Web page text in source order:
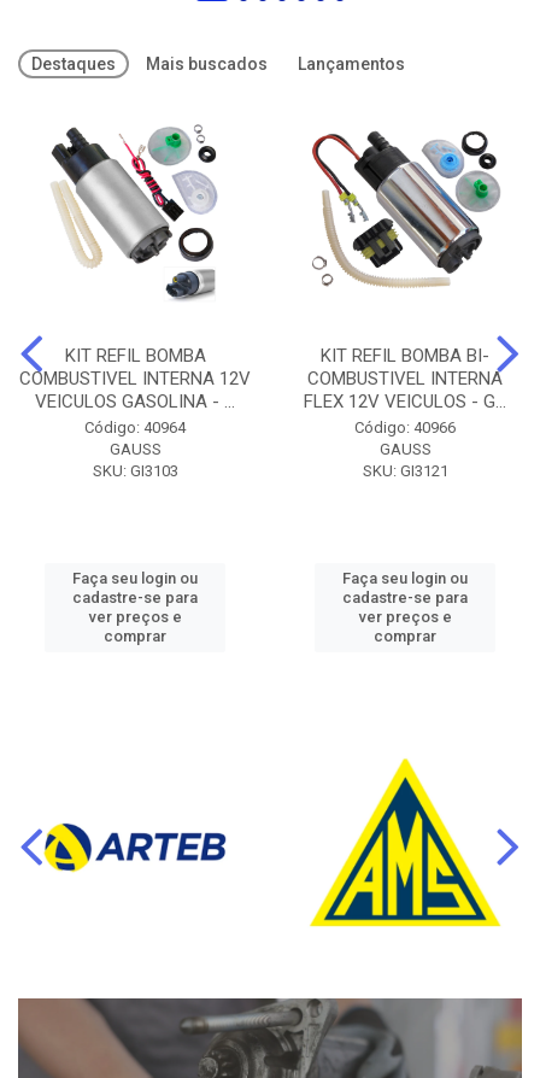
Destaques Mais buscados Lançamentos
KIT REFIL BOMBA
COMBUSTIVEL INTERNA 12V
VEICULOS GASOLINA - ...
Código: 40964
GAUSS
SKU: GI3103
Faça seu login ou
cadastre-se para
ver preços e
comprar
KIT REFIL BOMBA BI-
COMBUSTIVEL INTERNA
FLEX 12V VEICULOS - G...
Código: 40966
GAUSS
SKU: GI3121
Faça seu login ou
cadastre-se para
ver preços e
comprar